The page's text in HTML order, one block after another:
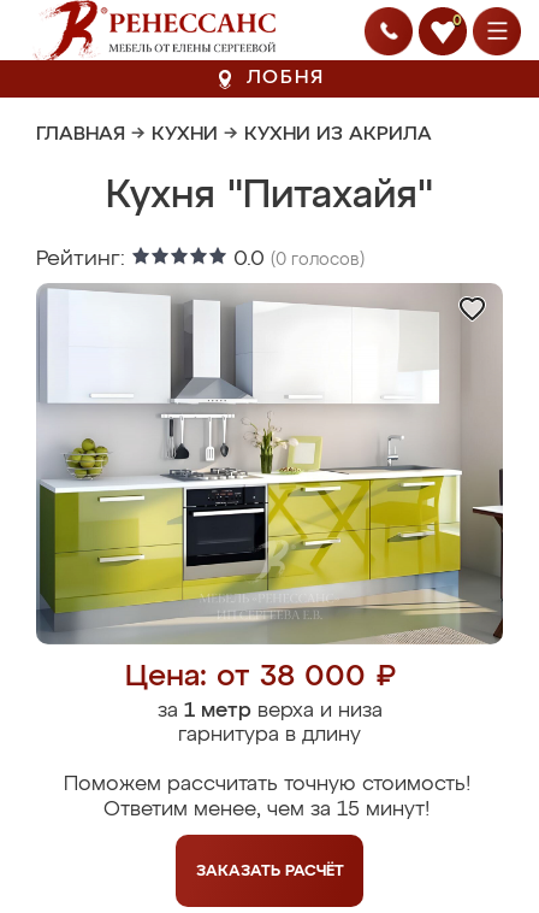
0
ЛОБНЯ
ГЛАВНАЯ → КУХНИ → КУХНИ ИЗ АКРИЛА
Кухня "Питахайя"
Рейтинг: 0.0 (0 голосов)
Цена: от 38 000 ₽
за 1 метрверха и низа
гарнитура в длину
Поможем рассчитать точную стоимость!
Ответим менее, чем за 15 минут!
ЗАКАЗАТЬ РАСЧЁТ